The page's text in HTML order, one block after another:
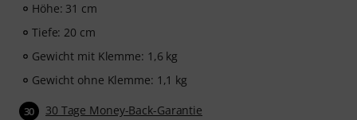
Höhe: 31 cm
Tiefe: 20 cm
Gewicht mit Klemme: 1,6 kg
Gewicht ohne Klemme: 1,1 kg
30 30 Tage Money-Back-Garantie